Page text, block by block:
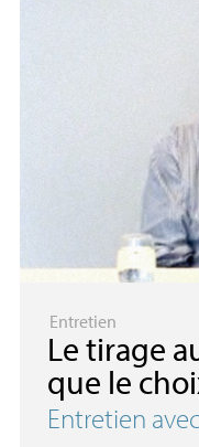
Entretien
Le tirage
que le
Entretien